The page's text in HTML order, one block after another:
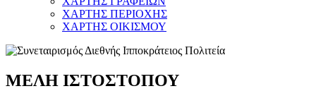
ΧΑΡΤΗΣ ΠΕΡΙΟΧΗΣ
ΧΑΡΤΗΣ ΟΙΚΙΣΜΟΥ
ΜΕΛΗ ΙΣΤΟΣΤΟΠΟΥ